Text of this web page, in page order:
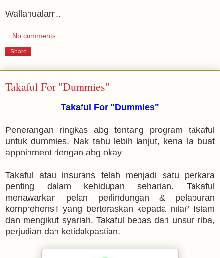
Wallahualam..
No comments:
Share
Takaful For "Dummies"
Takaful For "Dummies"
Penerangan ringkas abg tentang program takaful
untuk dummies. Nak tahu lebih lanjut, kena la buat
appoinment dengan abg okay.
Takaful atau insurans telah menjadi satu perkara
penting dalam kehidupan seharian. Takaful
menawarkan pelan perlindungan & pelaburan
komprehensif yang berteraskan kepada nilai² Islam
dan mengikut syariah. Takaful bebas dari unsur riba,
perjudian dan ketidakpastian.